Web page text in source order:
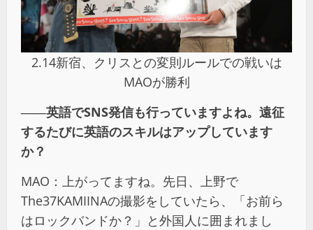
2.14新宿、クリスとの変則ルールでの戦いは
MAOが勝利
――英語でSNS発信も行っていますよね。遠征
するたびに英語のスキルはアップしています
か？
MAO：上がってますね。先日、上野で
The37KAMIINAの撮影をしていたら、「お前ら
はロックバンドか？」と外国人に囲まれまし